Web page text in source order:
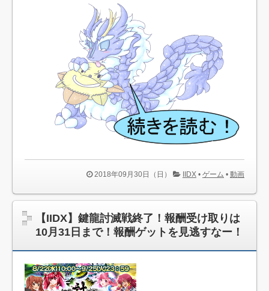
【速報】ガーシーさん、酒癖の悪い芸能人について『暴
露』してしまう・・・・
ゲーム業界の『技術の進化』ってもうあんまないんやろか
【画像】細田守の新作、ガチでヤバそうｗｗｗｗｗ
【MD】ストリートスマート
【Fate】農民はヘラクレスを突破面倒くなって柳洞寺から
帰らせてるのが一番やばい。どんな戦い方したら撃退出来るん
移転しました
【新台】パイオニア「ハイビリターン-30」事前スペック情
掛け合いだからなぁ（約100人）
韓国のフェミニスト語録ｗｗｗｗｗｗ
【悲報】中日選手「ここはPL学園かよ!」
ビッグモーターで街路樹を枯らした「除草王」、計らずも
効果が知れ渡り爆売れ！株価も最高値を更新ｗｗｗｗｗｗ
2018年09月30日（日） IIDX • ゲーム • 動画
【IIDX】鍵龍討滅戦終了！報酬受け取りは
10月31日まで！報酬ゲットを見逃すなー！